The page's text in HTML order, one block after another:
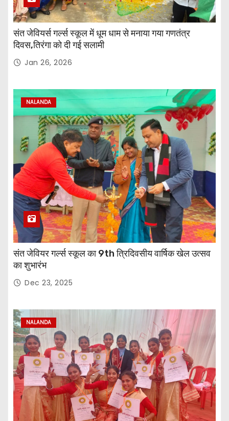
संत जेवियर्स गर्ल्स स्कूल में धूम धाम से मनाया गया गणतंत्र
दिवस,तिरंगा को दी गई सलामी
Jan 26, 2026
NALANDA
संत जेवियर गर्ल्स स्कूल का 9th त्रिदिवसीय वार्षिक खेल उत्सव
का शुभारंभ
Dec 23, 2025
NALANDA